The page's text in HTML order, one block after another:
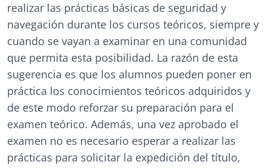
realizar las prácticas básicas de seguridad y
navegación durante los cursos teóricos, siempre y
cuando se vayan a examinar en una comunidad
que permita esta posibilidad. La razón de esta
sugerencia es que los alumnos pueden poner en
práctica los conocimientos teóricos adquiridos y
de este modo reforzar su preparación para el
examen teórico. Además, una vez aprobado el
examen no es necesario esperar a realizar las
prácticas para solicitar la expedición del título,